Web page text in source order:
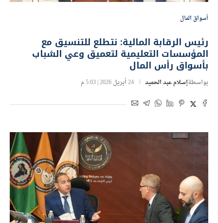
أسواق المال
رئيس الرقابة المالية: نتطلع للتنسيق مع
المؤسسات التعليمية لتعميق وعي الشباب
بأسواق رأس المال
بواسطةإسلام عبد الحميد 24 أبريل 2026 | 5:03 م